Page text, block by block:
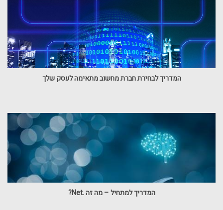
המדריך לבחירת חברת מחשוב מתאימה לעסק שלך
המדריך למתחיל – מה זה .Net?